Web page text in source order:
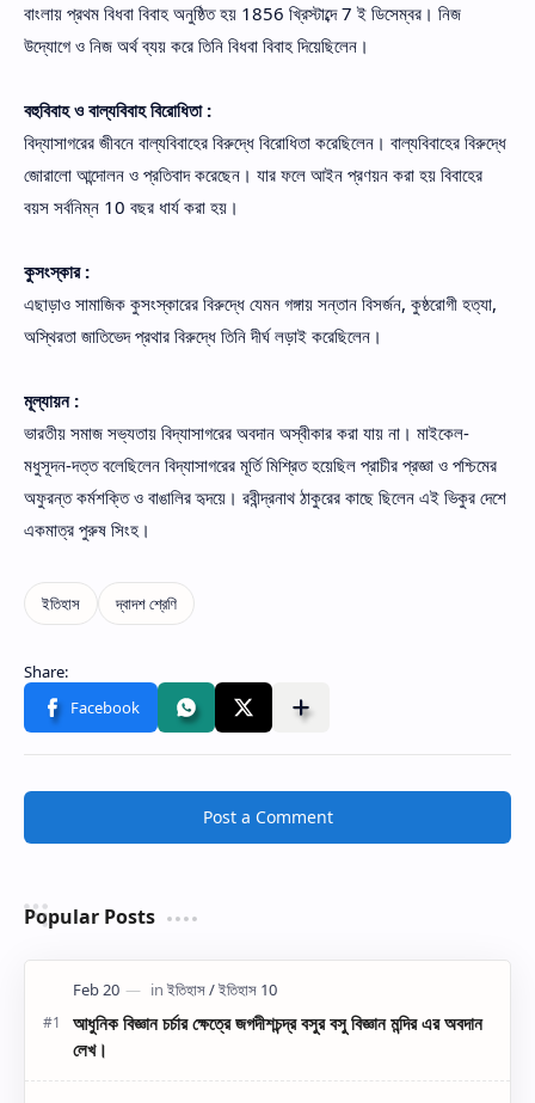
বাংলায় প্রথম বিধবা বিবাহ অনুষ্ঠিত হয় 1856 খ্রিস্টাব্দে 7 ই ডিসেম্বর। নিজ
উদ্যোগে ও নিজ অর্থ ব্যয় করে তিনি বিধবা বিবাহ দিয়েছিলেন।
বহুবিবাহ ও বাল্যবিবাহ বিরোধিতা :
বিদ্যাসাগরের জীবনে বাল্যবিবাহের বিরুদ্ধে বিরোধিতা করেছিলেন। বাল্যবিবাহের বিরুদ্ধে
জোরালো আন্দোলন ও প্রতিবাদ করেছেন। যার ফলে আইন প্রণয়ন করা হয় বিবাহের
বয়স সর্বনিম্ন 10 বছর ধার্য করা হয়।
কুসংস্কার :
এছাড়াও সামাজিক কুসংস্কারের বিরুদ্ধে যেমন গঙ্গায় সন্তান বিসর্জন, কুষ্ঠরোগী হত্যা,
অস্থিরতা জাতিভেদ প্রথার বিরুদ্ধে তিনি দীর্ঘ লড়াই করেছিলেন।
মূল্যায়ন :
ভারতীয় সমাজ সভ্যতায় বিদ্যাসাগরের অবদান অস্বীকার করা যায় না। মাইকেল-
মধুসূদন-দত্ত বলেছিলেন বিদ্যাসাগরের মূর্তি মিশ্রিত হয়েছিল প্রাচীর প্রজ্ঞা ও পশ্চিমের
অফুরন্ত কর্মশক্তি ও বাঙালির হৃদয়ে। রবীন্দ্রনাথ ঠাকুরের কাছে ছিলেন এই ভিকুর দেশে
একমাত্র পুরুষ সিংহ।
Post a Comment
Popular Posts
আধুনিক বিজ্ঞান চর্চার ক্ষেত্রে জগদীশচন্দ্র বসুর বসু বিজ্ঞান মন্দির এর অবদান
লেখ।